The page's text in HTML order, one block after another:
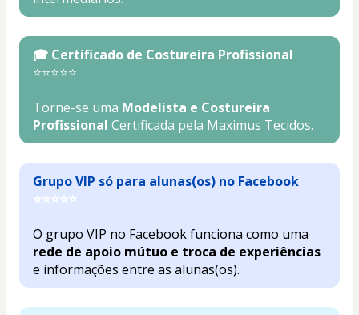
🎓 Certificado de Costureira Profissional
⭐⭐⭐⭐⭐
Torne-se uma Modelista e Costureira
Profissional Certificada pela Maximus Tecidos.
Grupo VIP só para alunas(os) no Facebook
⭐⭐⭐⭐⭐
rede de apoio mútuo e troca de experiências
e informações entre as alunas(os).